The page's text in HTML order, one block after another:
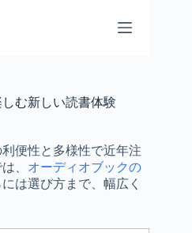
む新しい読書体験
便性と多様性で近年注
、 オーディオブックの
には選び方まで、幅広く